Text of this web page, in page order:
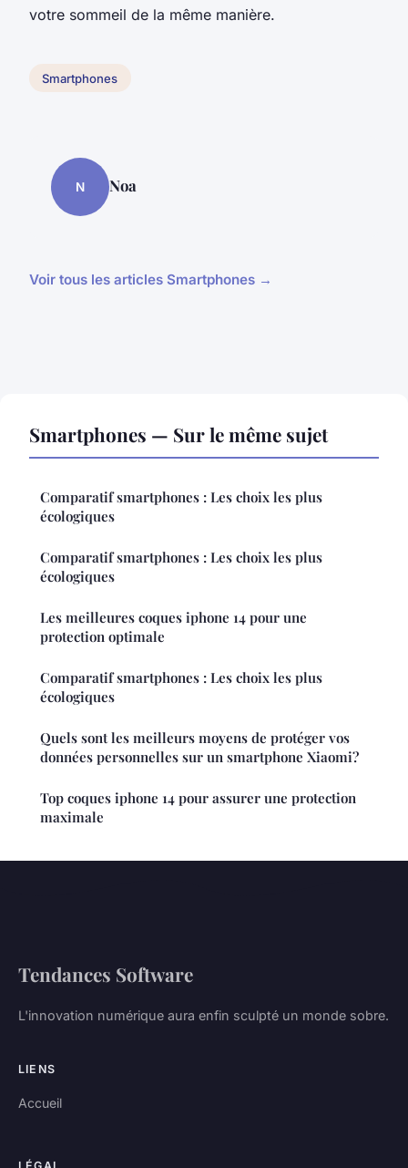
votre sommeil de la même manière.
Smartphones
N Noa
Voir tous les articles Smartphones →
Smartphones — Sur le même sujet
Comparatif smartphones : Les choix les plus
écologiques
Comparatif smartphones : Les choix les plus
écologiques
Les meilleures coques iphone 14 pour une
protection optimale
Comparatif smartphones : Les choix les plus
écologiques
Quels sont les meilleurs moyens de protéger vos
données personnelles sur un smartphone Xiaomi?
Top coques iphone 14 pour assurer une protection
maximale
Tendances Software
L'innovation numérique aura enfin sculpté un monde sobre.
LIENS
Accueil